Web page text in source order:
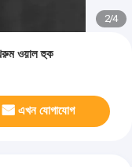
2/4
ওয়াল হুক
এখন যোগাযোগ